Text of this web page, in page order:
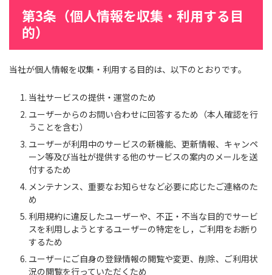
第3条（個人情報を収集・利用する目
的）
当社が個人情報を収集・利用する目的は、以下のとおりです。
当社サービスの提供・運営のため
ユーザーからのお問い合わせに回答するため（本人確認を行
うことを含む）
ユーザーが利用中のサービスの新機能、更新情報、キャンペ
ーン等及び当社が提供する他のサービスの案内のメールを送
付するため
メンテナンス、重要なお知らせなど必要に応じたご連絡のた
め
利用規約に違反したユーザーや、不正・不当な目的でサービ
スを利用しようとするユーザーの特定をし，ご利用をお断り
するため
ユーザーにご自身の登録情報の閲覧や変更、削除、ご利用状
況の閲覧を行っていただくため